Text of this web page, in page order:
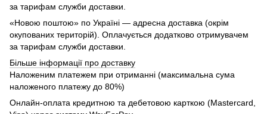
за тарифам служби доставки.
«Новою поштою» по Україні — адресна доставка (окрім
окупованих територій). Оплачується додатково отримувачем
за тарифам служби доставки.
Більше інформації про доставку
Наложеним платежем при отриманні (максимальна сума
наложеного платежу до 80%)
Онлайн-оплата кредитною та дебетовою карткою (Mastercard,